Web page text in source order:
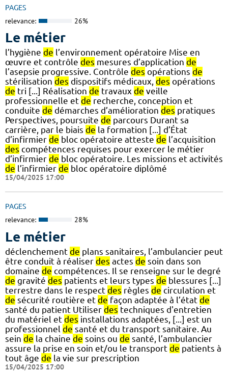
PAGES
relevance: 26%
Le métier
l’hygiène de l’environnement opératoire Mise en
œuvre et contrôle des mesures d’application de
l’asepsie progressive. Contrôle des opérations de
stérilisation des dispositifs médicaux, des opérations
de tri [...] Réalisation de travaux de veille
professionnelle et de recherche, conception et
conduite de démarches d’amélioration des pratiques
Perspectives, poursuite de parcours Durant sa
carrière, par le biais de la formation [...] d’État
d’infirmier de bloc opératoire atteste de l’acquisition
des compétences requises pour exercer le métier
d’infirmier de bloc opératoire. Les missions et activités
de l’infirmier de bloc opératoire diplômé
15/04/2025 17:00
PAGES
relevance: 28%
Le métier
déclenchement de plans sanitaires, l’ambulancier peut
être conduit à réaliser des actes de soin dans son
domaine de compétences. Il se renseigne sur le degré
de gravité des patients et leurs types de blessures [...]
terrestre dans le respect des règles de circulation et
de sécurité routière et de façon adaptée à l’état de
santé du patient Utiliser des techniques d'entretien
du matériel et des installations adaptées, [...] est un
professionnel de santé et du transport sanitaire. Au
sein de la chaine de soins ou de santé, l’ambulancier
assure la prise en soin et/ou le transport de patients à
tout âge de la vie sur prescription
15/04/2025 17:00